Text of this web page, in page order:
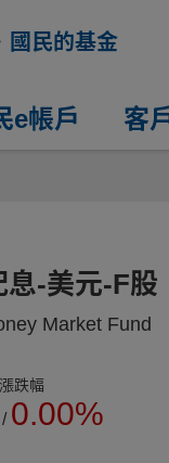
民的基金
e帳戶 客
息-美元-F股
Market Fund
跌幅
/ 0.00%